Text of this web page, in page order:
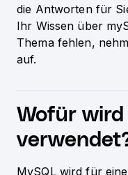
die Antworten für
Ihr Wissen über
Thema fehlen,
auf.
Wofür wird
MySQL wird für